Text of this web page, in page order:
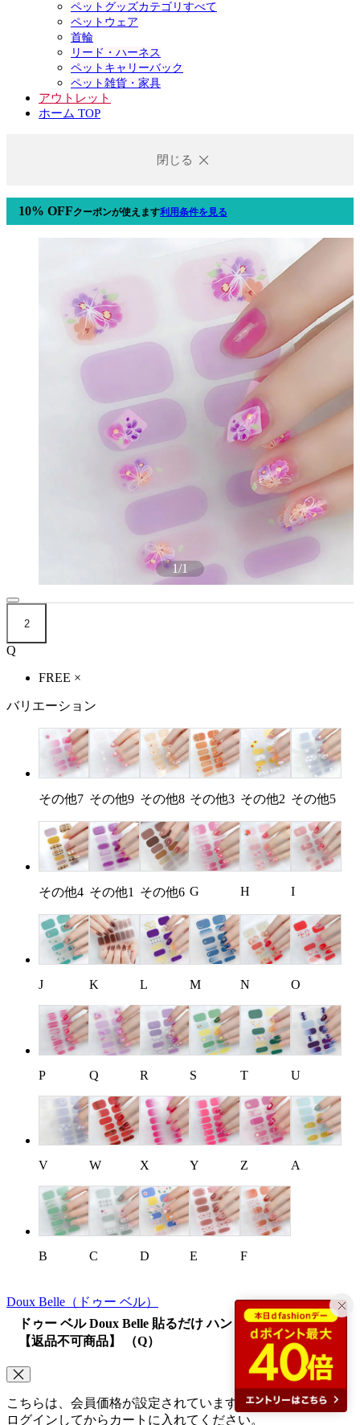
ペットグッズカテゴリすべて
ペットウェア
首輪
リード・ハーネス
ペットキャリーバック
ペット雑貨・家具
アウトレット
ホーム TOP
閉じる
10% OFFクーポンが使えます利用条件を見る
1/1
2
Q
FREE ×
バリエーション
その他7 その他9 その他8 その他3 その他2 その他5
その他4 その他1 その他6 G H I
J K L M N O
P Q R S T U
V W X Y Z A
B C D E F
Doux Belle （ドゥー ベル）
ドゥー ベル Doux Belle 貼るだけ ハンドネイルシール
【返品不可商品】 （Q）
こちらは、会員価格が設定されています。
ログインしてからカートに入れてください。